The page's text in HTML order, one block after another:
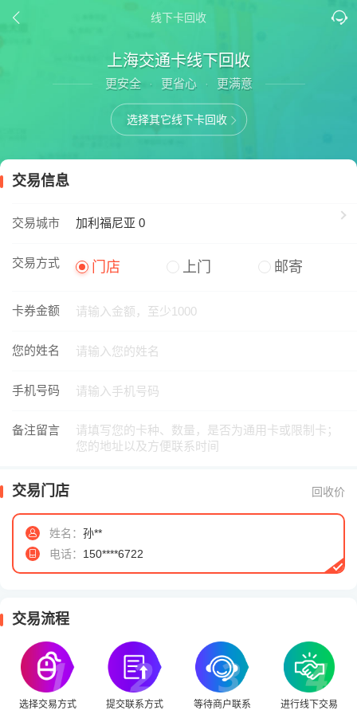
线下卡回收
上海交通卡线下回收
更安全 · 更省心 · 更满意
选择其它线下卡回收
交易信息
交易城市 加利福尼亚 0
交易方式 门店 上门 邮寄
卡券金额
您的姓名
手机号码
备注留言
交易门店 回收价
姓名： 孙**
电话： 150****6722
交易流程
选择交易方式 提交联系方式 等待商户联系 进行线下交易